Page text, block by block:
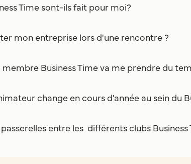
Time sont-ils fait pour moi?
mon entreprise lors d'une rencontre ?
Business Time va me prendre du
change en cours d'année au sein du
entre les différents clubs Business